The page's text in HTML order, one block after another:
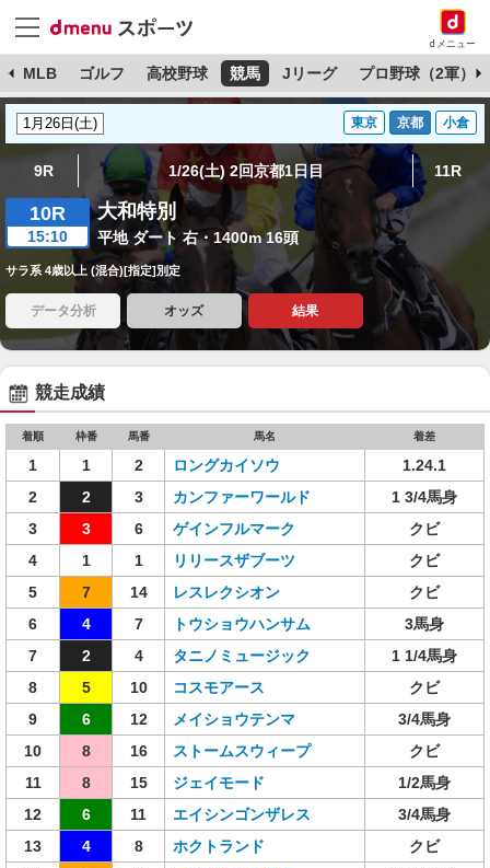
dメニュー
MLB ゴルフ 高校野球 競馬 Jリーグ プロ野球（2軍）
東京 京都 小倉
9R 1/26(土) 2回京都1日目 11R
10R
15:10
大和特別
平地 ダート 右・1400m 16頭
サラ系 4歳以上 (混合)[指定]別定
データ分析 オッズ 結果
競走成績
着順 枠番 馬番 馬名 着差
1 1 2 ロングカイソウ
1.24.1
2
2 3 カンファーワールド
1 3/4馬身
3
3 6 ゲインフルマーク
クビ
4
1 1 リリースザブーツ
クビ
5
7 14 レスレクシオン
クビ
6
4 7 トウショウハンサム
3馬身
7
2 4 タニノミュージック
1 1/4馬身
8
5 10 コスモアース
クビ
9
6 12 メイショウテンマ
3/4馬身
10
8 16 ストームスウィープ
クビ
11
8 15 ジェイモード
1/2馬身
12
6 11 エイシンゴンザレス
3/4馬身
13
4 8 ホクトランド
クビ